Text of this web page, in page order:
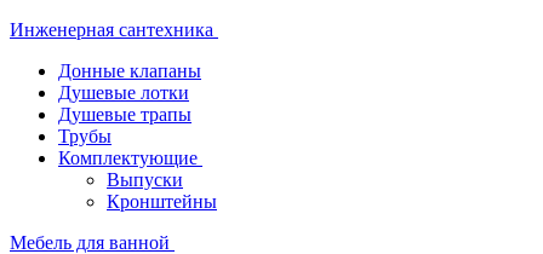
Инженерная сантехника
Донные клапаны
Душевые лотки
Душевые трапы
Трубы
Комплектующие
Выпуски
Кронштейны
Мебель для ванной